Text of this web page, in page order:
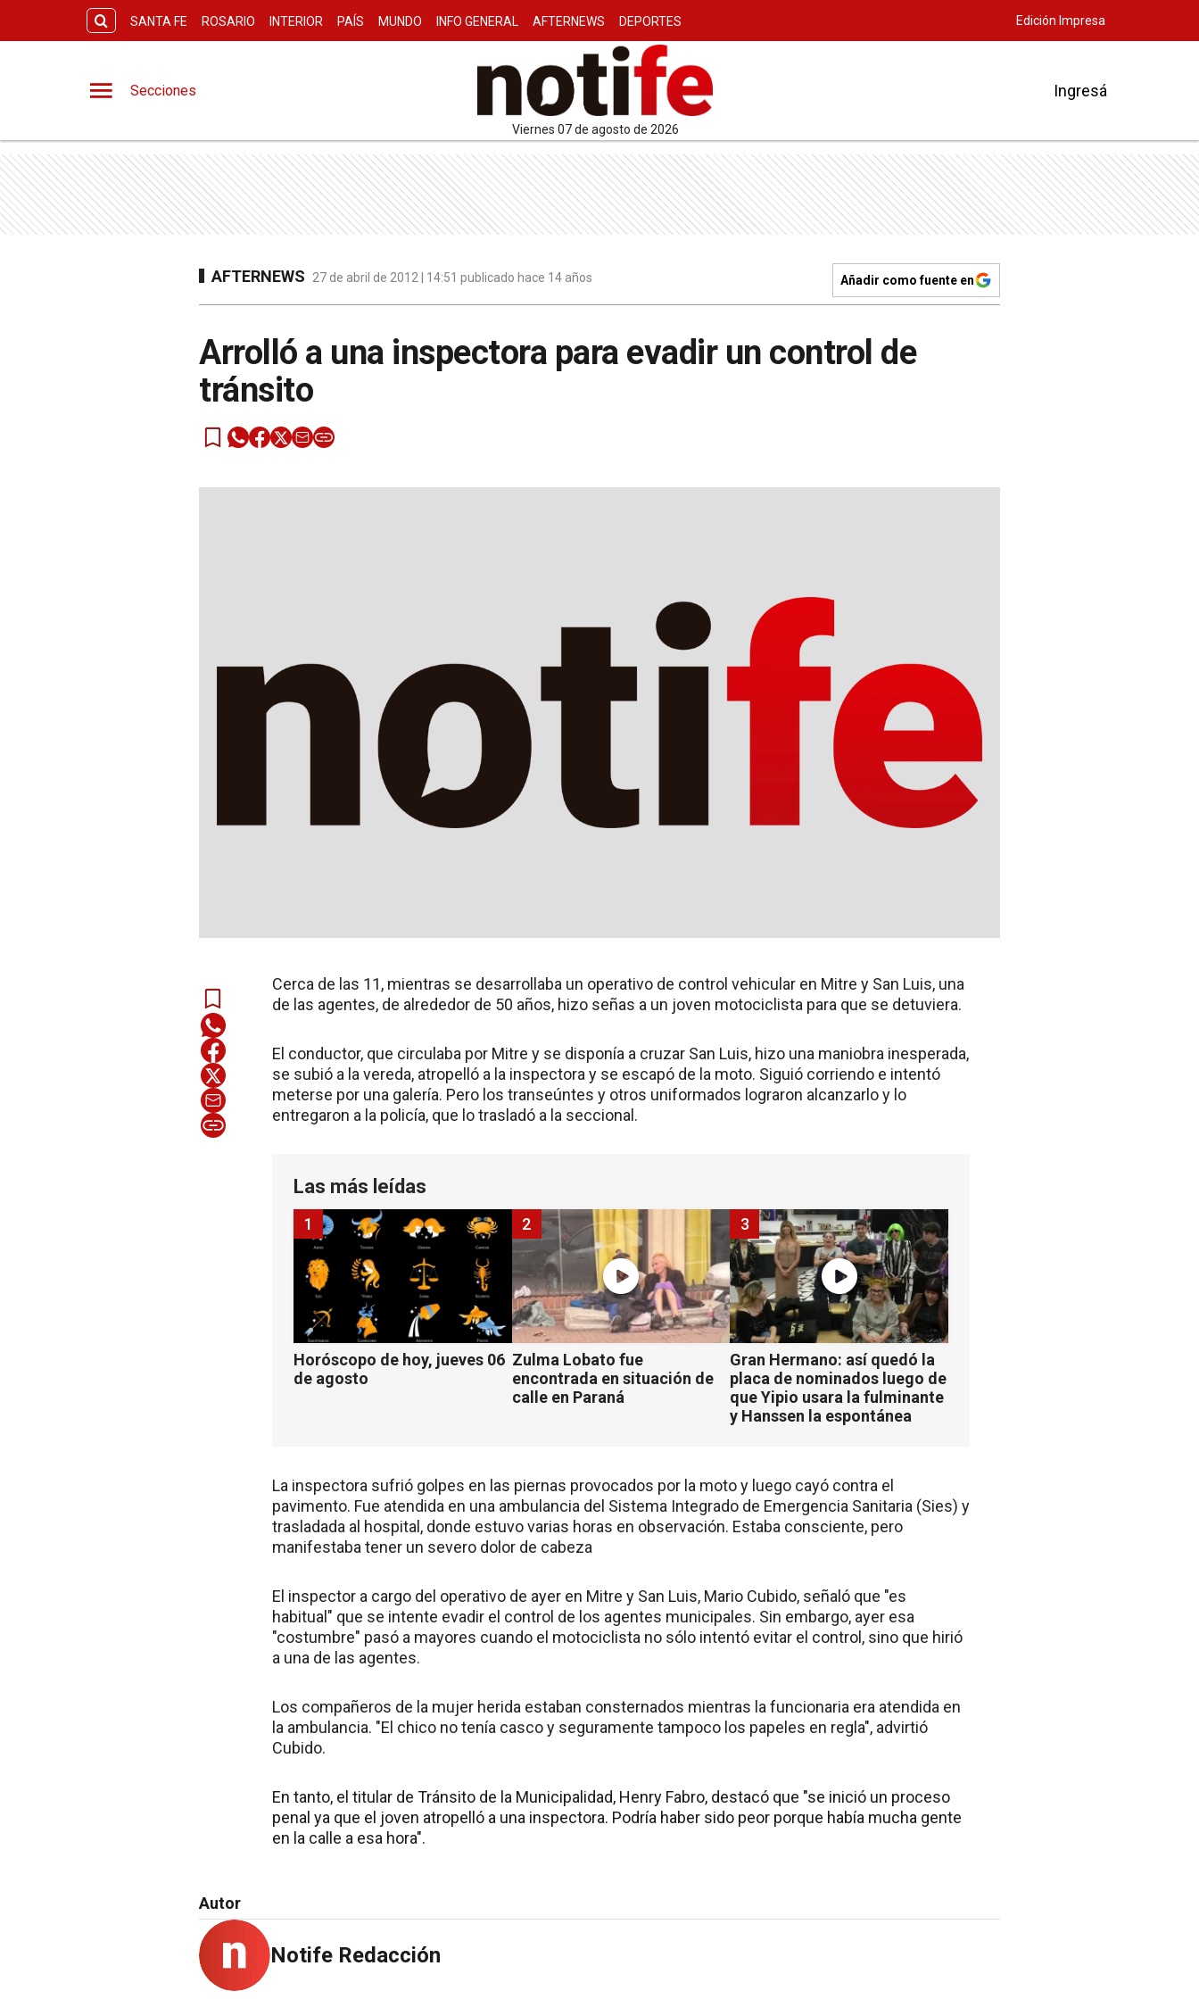
SANTA FE ROSARIO INTERIOR PAÍS MUNDO INFO GENERAL AFTERNEWS DEPORTES Edición Impresa
Secciones
viernes 07 de agosto de 2026
Ingresá
AFTERNEWS 27 de abril de 2012 | 14:51 publicado hace 14 años Añadir como fuente en
Arrolló a una inspectora para evadir un control de
tránsito
Cerca de las 11, mientras se desarrollaba un operativo de control vehicular en Mitre y San Luis, una
de las agentes, de alrededor de 50 años, hizo señas a un joven motociclista para que se detuviera.
El conductor, que circulaba por Mitre y se disponía a cruzar San Luis, hizo una maniobra inesperada,
se subió a la vereda, atropelló a la inspectora y se escapó de la moto. Siguió corriendo e intentó
meterse por una galería. Pero los transeúntes y otros uniformados lograron alcanzarlo y lo
entregaron a la policía, que lo trasladó a la seccional.
Las más leídas
Horóscopo de hoy, jueves 06
de agosto
1
Zulma Lobato fue
encontrada en situación de
calle en Paraná
2
Gran Hermano: así quedó la
placa de nominados luego de
que Yipio usara la fulminante
y Hanssen la espontánea
3
La inspectora sufrió golpes en las piernas provocados por la moto y luego cayó contra el
pavimento. Fue atendida en una ambulancia del Sistema Integrado de Emergencia Sanitaria (Sies) y
trasladada al hospital, donde estuvo varias horas en observación. Estaba consciente, pero
manifestaba tener un severo dolor de cabeza
El inspector a cargo del operativo de ayer en Mitre y San Luis, Mario Cubido, señaló que "es
habitual" que se intente evadir el control de los agentes municipales. Sin embargo, ayer esa
"costumbre" pasó a mayores cuando el motociclista no sólo intentó evitar el control, sino que hirió
a una de las agentes.
Los compañeros de la mujer herida estaban consternados mientras la funcionaria era atendida en
la ambulancia. "El chico no tenía casco y seguramente tampoco los papeles en regla", advirtió
Cubido.
En tanto, el titular de Tránsito de la Municipalidad, Henry Fabro, destacó que "se inició un proceso
penal ya que el joven atropelló a una inspectora. Podría haber sido peor porque había mucha gente
en la calle a esa hora".
Autor
Notife Redacción